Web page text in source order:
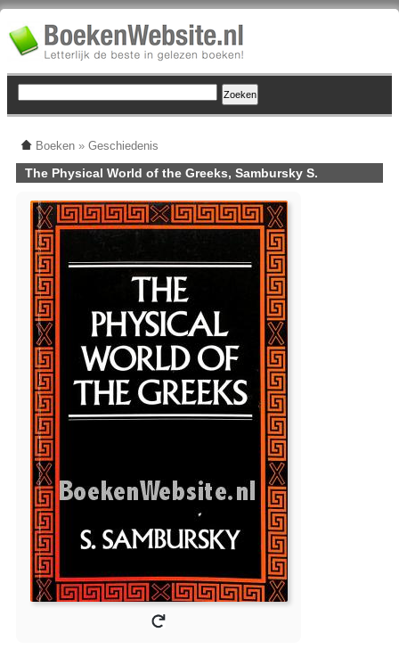
Boeken » Geschiedenis
The Physical World of the Greeks, Sambursky S.